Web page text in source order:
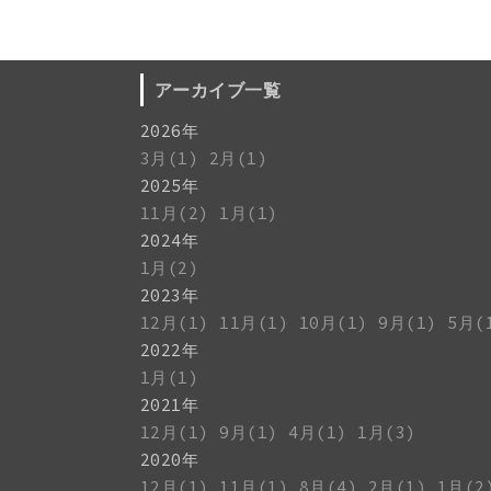
アーカイブ一覧
2026年
3月(1)
2月(1)
2025年
11月(2)
1月(1)
2024年
1月(2)
2023年
12月(1)
11月(1) 10月(1) 9月(1) 5月
2022年
1月(1)
2021年
12月(1)
9月(1) 4月(1)
1月(3)
2020年